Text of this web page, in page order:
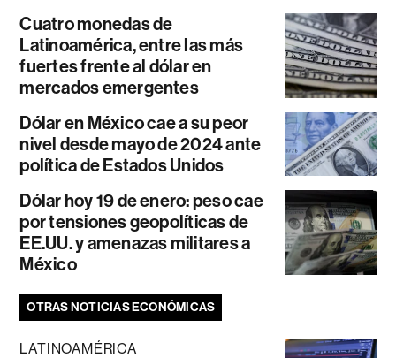
Cuatro monedas de
Latinoamérica, entre las más
fuertes frente al dólar en
mercados emergentes
Dólar en México cae a su peor
nivel desde mayo de 2024 ante
política de Estados Unidos
Dólar hoy 19 de enero: peso cae
por tensiones geopolíticas de
EE.UU. y amenazas militares a
México
OTRAS NOTICIAS ECONÓMICAS
LATINOAMÉRICA